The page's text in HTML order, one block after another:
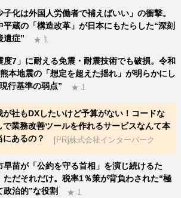
子化は外国人労働者で補えばいい」の衝撃。
平蔵の「構造改革」が日本にもたらした“深刻
遺症”
★ 1
度7」に耐える免震・耐震技術でも破損。令和
本地震の「想定を超えた揺れ」が明らかにし
行基準の弱点”
★ 1
が社もDXしたいけど予算がない！コードな
で業務改善ツールを作れるサービスなんて本
にあるの？
[PR]株式会社インターパーク
早苗が「公約を守る首相」を演じ続けるた
ただそれだけ。税率1％策が背負わされた“極
政治的”な役割
★ 1